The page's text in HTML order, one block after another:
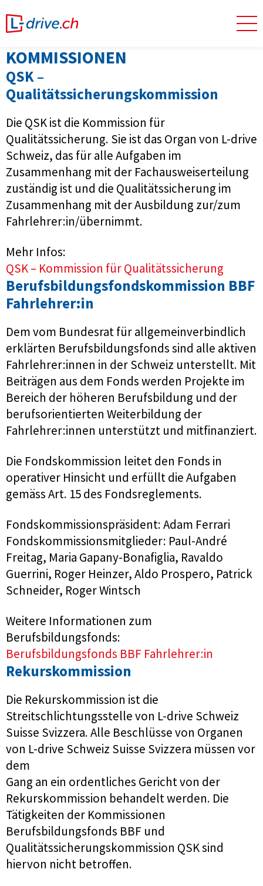
KOMMISSIONEN
QSK –
Qualitätssicherungskommission
Die QSK ist die Kommission für
Qualitätssicherung. Sie ist das Organ von L-drive
Schweiz, das für alle Aufgaben im
Zusammenhang mit der Fachausweiserteilung
zuständig ist und die Qualitätssicherung im
Zusammenhang mit der Ausbildung zur/zum
Fahrlehrer:in/übernimmt.
Mehr Infos:
QSK – Kommission für Qualitätssicherung
Berufsbildungsfondskommission BBF
Fahrlehrer:in
Dem vom Bundesrat für allgemeinverbindlich
erklärten Berufsbildungsfonds sind alle aktiven
Fahrlehrer:innen in der Schweiz unterstellt. Mit
Beiträgen aus dem Fonds werden Projekte im
Bereich der höheren Berufsbildung und der
berufsorientierten Weiterbildung der
Fahrlehrer:innen unterstützt und mitfinanziert.
Die Fondskommission leitet den Fonds in
operativer Hinsicht und erfüllt die Aufgaben
gemäss Art. 15 des Fondsreglements.
Fondskommissionspräsident: Adam Ferrari
Fondskommissionsmitglieder: Paul-André
Freitag, Maria Gapany-Bonafiglia, Ravaldo
Guerrini, Roger Heinzer, Aldo Prospero, Patrick
Schneider, Roger Wintsch
Weitere Informationen zum
Berufsbildungsfonds:
Berufsbildungsfonds BBF Fahrlehrer:in
Rekurskommission
Die Rekurskommission ist die
Streitschlichtungsstelle von L-drive Schweiz
Suisse Svizzera. Alle Beschlüsse von Organen
von L-drive Schweiz Suisse Svizzera müssen vor
dem
Gang an ein ordentliches Gericht von der
Rekurskommission behandelt werden. Die
Tätigkeiten der Kommissionen
Berufsbildungsfonds BBF und
Qualitätssicherungskommission QSK sind
hiervon nicht betroffen.